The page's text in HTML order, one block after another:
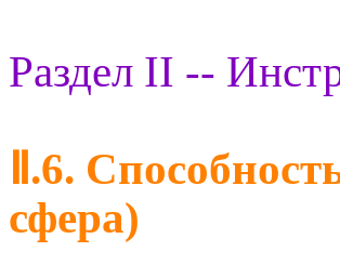
Раздел II --
Ⅱ.6.
сфера)